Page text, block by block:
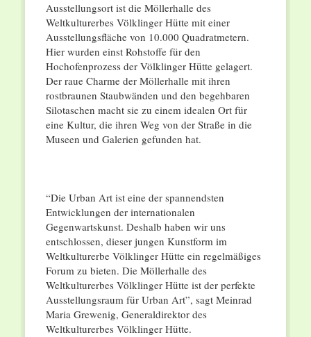
Ausstellungsort ist die Möllerhalle des
Weltkulturerbes Völklinger Hütte mit einer
Ausstellungsfläche von 10.000 Quadratmetern.
Hier wurden einst Rohstoffe für den
Hochofenprozess der Völklinger Hütte gelagert.
Der raue Charme der Möllerhalle mit ihren
rostbraunen Staubwänden und den begehbaren
Silotaschen macht sie zu einem idealen Ort für
eine Kultur, die ihren Weg von der Straße in die
Museen und Galerien gefunden hat.
“Die Urban Art ist eine der spannendsten
Entwicklungen der internationalen
Gegenwartskunst. Deshalb haben wir uns
entschlossen, dieser jungen Kunstform im
Weltkulturerbe Völklinger Hütte ein regelmäßiges
Forum zu bieten. Die Möllerhalle des
Weltkulturerbes Völklinger Hütte ist der perfekte
Ausstellungsraum für Urban Art”, sagt Meinrad
Maria Grewenig, Generaldirektor des
Weltkulturerbes Völklinger Hütte.